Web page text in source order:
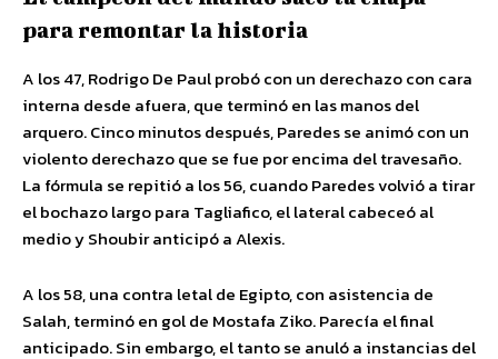
para remontar la historia
A los 47, Rodrigo De Paul probó con un derechazo con cara
interna desde afuera, que terminó en las manos del
arquero. Cinco minutos después, Paredes se animó con un
violento derechazo que se fue por encima del travesaño.
La fórmula se repitió a los 56, cuando Paredes volvió a tirar
el bochazo largo para Tagliafico, el lateral cabeceó al
medio y Shoubir anticipó a Alexis.
A los 58, una contra letal de Egipto, con asistencia de
Salah, terminó en gol de Mostafa Ziko. Parecía el final
anticipado. Sin embargo, el tanto se anuló a instancias del